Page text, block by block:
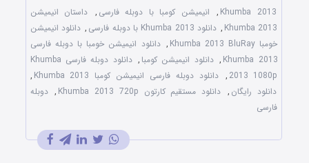
Khumba 2013
, انیمیشن کومبا با دوبله فارسی , داستان انیمیشن
Khumba 2013
, دانلود Khumba 2013 با دوبله فارسی , دانلود انیمیشن
خومبا Khumba 2013 BluRay
, دانلود انیمیشن خومبا با دوبله فارسی
Khumba 2013
, دانلود انیمیشن کومبا ,
دانلود دوبله فارسی Khumba
2013 1080p
, دانلود دوبله فارسی انیمیشن کومبا Khumba 2013
,
دانلود رایگان , دانلود مستقیم کارتون Khumba 2013 720p , دوبله
فارسی